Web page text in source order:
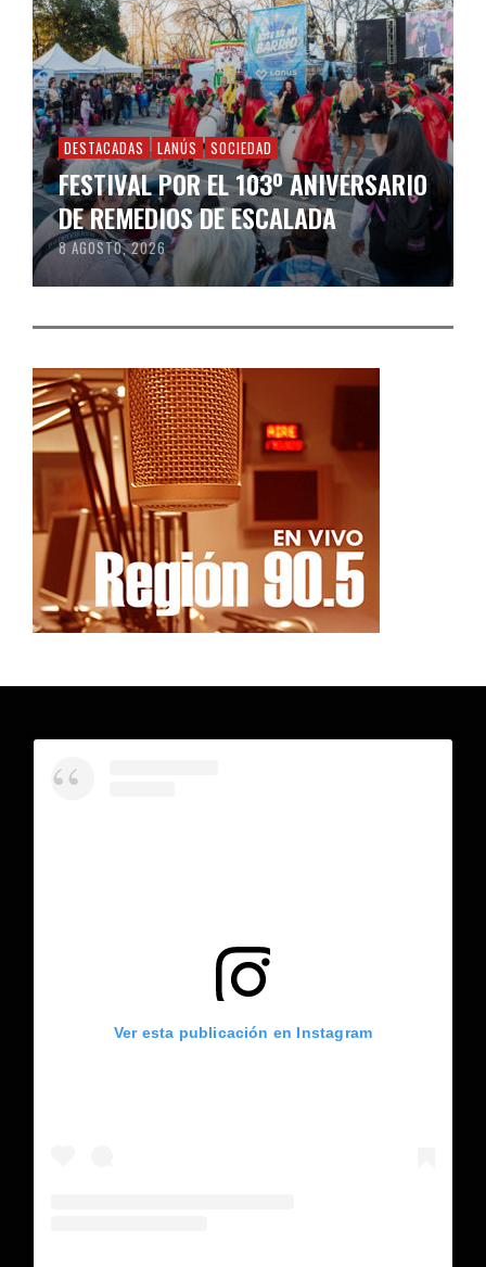
DESTACADAS LANÚS SOCIEDAD
FESTIVAL POR EL 103º ANIVERSARIO
DE REMEDIOS DE ESCALADA
8 AGOSTO, 2026
Ver esta publicación en Instagram